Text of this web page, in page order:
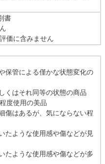
書
価に含みません
保管による僅かな状態変化の
くはそれ同等の状態の商品
使用の美品
傷はあるが、気にならない程
たような使用感や傷などが見
たような使用感や傷などが多